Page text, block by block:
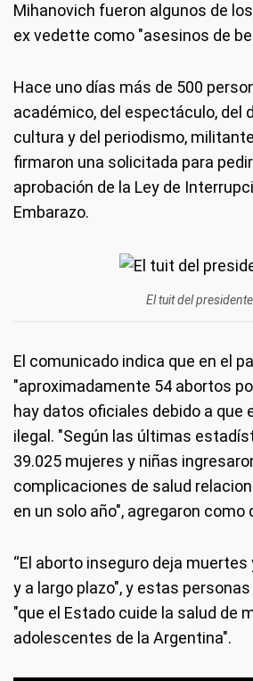
Mihanovich fueron algunos de
ex vedette como "asesinos de
Hace uno días más de 500
académico, del espectáculo, del
cultura y del periodismo,
firmaron una solicitada para
aprobación de la Ley de
Embarazo.
El tuit del presidente
El comunicado indica que en el
"aproximadamente 54 abortos
hay datos oficiales debido a que
ilegal. "Según las últimas
39.025 mujeres y niñas
complicaciones de salud
en un solo año", agregaron como
“El aborto inseguro deja
y a largo plazo", y estas
"que el Estado cuide la salud de
adolescentes de la Argentina".